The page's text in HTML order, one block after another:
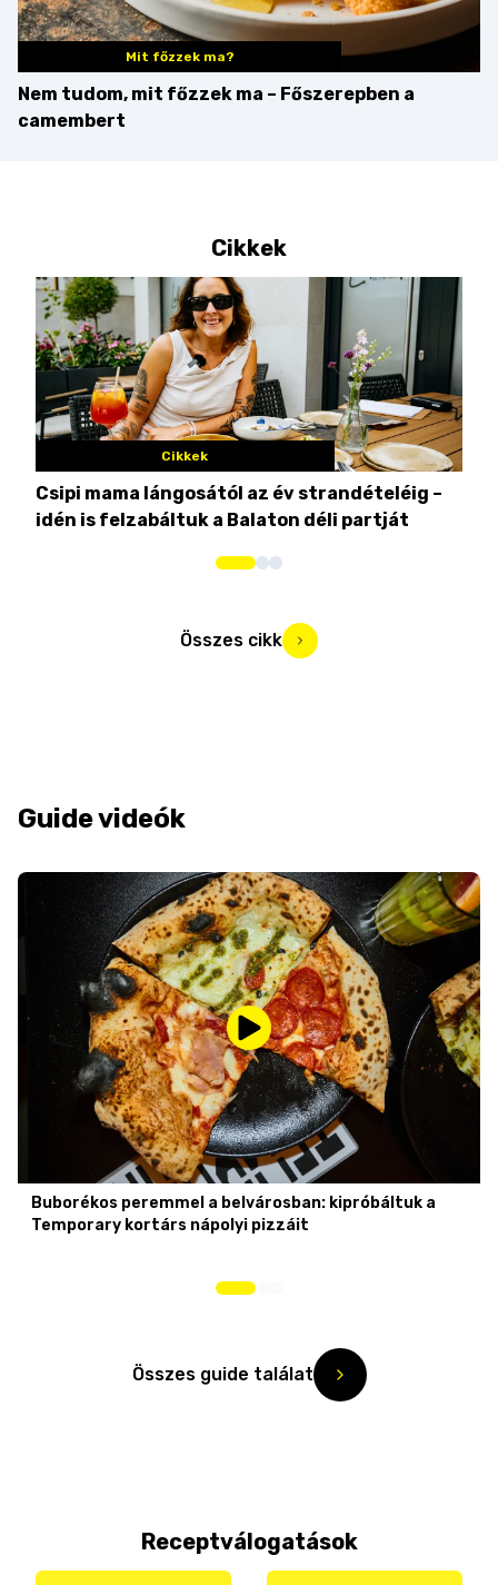
Mit főzzek ma?
Nem tudom, mit főzzek ma – Főszerepben a
camembert
Cikkek
Cikkek
Csipi mama lángosától az év strandételéig –
idén is felzabáltuk a Balaton déli partját
Összes cikk
Guide videók
Buborékos peremmel a belvárosban: kipróbáltuk a
Temporary kortárs nápolyi pizzáit
Összes guide találat
Receptválogatások